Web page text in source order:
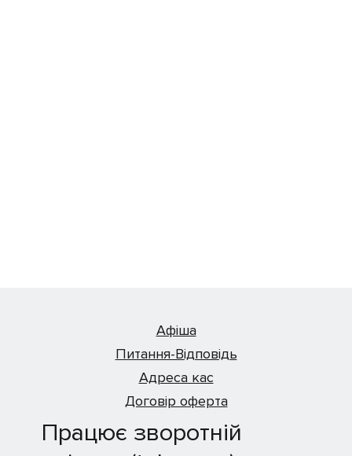
Афіша
Питання-Відповідь
Адреса кас
Договір оферта
Працює зворотній